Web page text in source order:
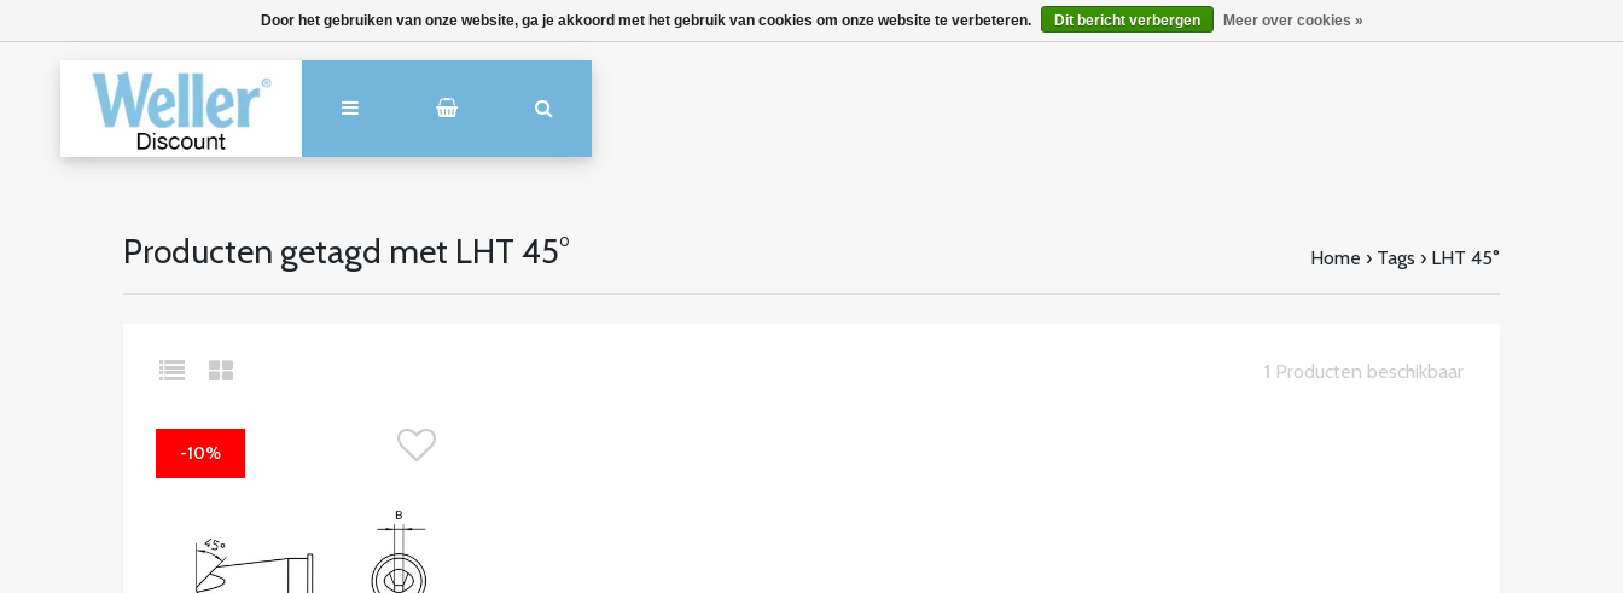
Producten getagd met LHT 45° Home › Tags › LHT 45°
1 Producten beschikbaar
-10%
Door het gebruiken van onze website, ga je akkoord met het gebruik van cookies om onze website te verbeteren. Dit bericht verbergen Meer over cookies »